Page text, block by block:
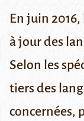
En juin
à jour des
Selon les
tiers des
concernées,